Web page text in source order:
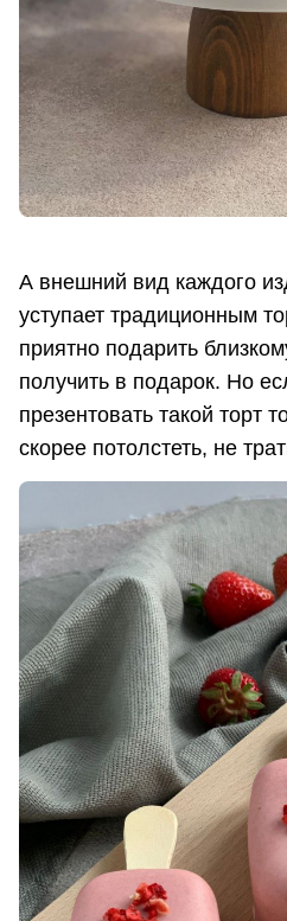
А внешний вид каждого
уступает традиционным
приятно подарить
получить в подарок. Но
презентовать такой торт
скорее потолстеть, не